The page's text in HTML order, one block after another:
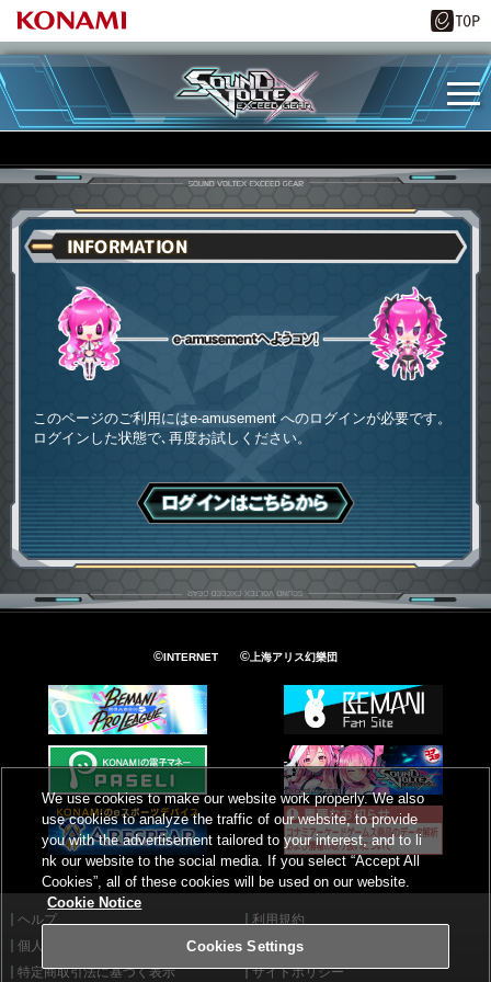
INFORMATION
このページのご利用にはe-amusement へのログインが必要です。
ログインした状態で､再度お試しください。
ログインはこちら
©INTERNET ©上海アリス幻樂団
ヘルプ
利用規約
個人情報等保護方針
外部送信について
特定商取引法に基づく表示
サイトポリシー
We use cookies to make our website work properly. We also
use cookies to analyze the traffic of our website, to provide
you with the advertisement tailored to your interest, and to li
nk our website to the social media. If you select “Accept All
Cookies”, all of these cookies will be used on our website.
Cookie Notice
Cookies Settings